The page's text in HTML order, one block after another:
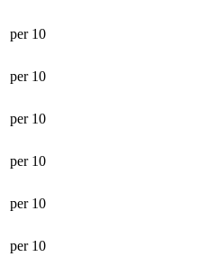
per 10
per 10
per 10
per 10
per 10
per 10